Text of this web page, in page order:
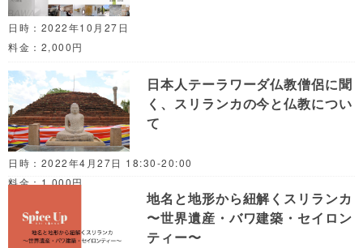
日時：2022年10月27日
料金：2,000円
日本人テーラワーダ仏教僧侶に聞
く、スリランカの今と仏教につい
て
日時：2022年4月27日 18:30-20:00
料金：1,000円
地名と地形から紐解くスリランカ
〜世界遺産・バワ建築・セイロン
ティー〜